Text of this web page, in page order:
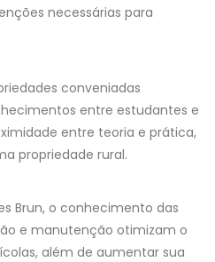
necessárias para
conveniadas
entre estudantes e
entre teoria e prática,
propriedade rural.
Brun, o conhecimento das
e manutenção otimizam o
além de aumentar sua